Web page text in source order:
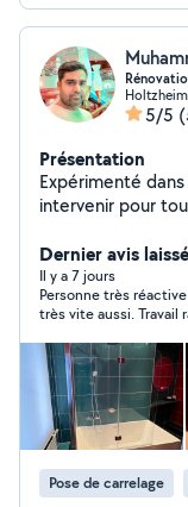
5/5
Présentation
Expérimenté
intervenir pour
Dernier avis
Il y a 7 jours
Personne très
très vite
Pose de carrelage